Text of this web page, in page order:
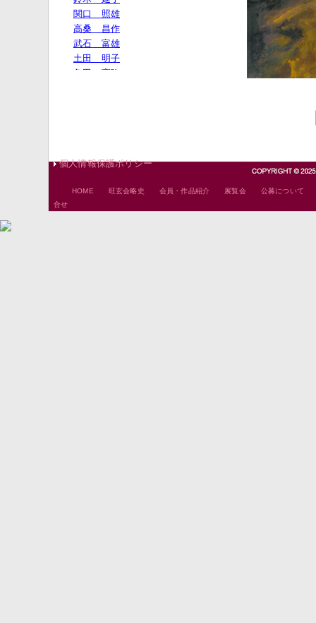
個人情報保護ポリシー
HOME｜ 旺玄会略史 会員・作品紹介 展覧会｜ 公募について
合せ